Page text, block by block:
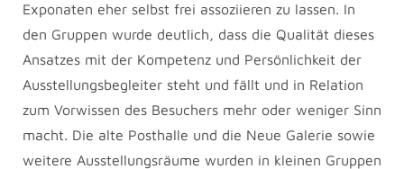
Exponaten eher selbst frei assoziieren zu lassen. In
den Gruppen wurde deutlich, dass die Qualität dieses
Ansatzes mit der Kompetenz und Persönlichkeit der
Ausstellungsbegleiter steht und fällt und in Relation
zum Vorwissen des Besuchers mehr oder weniger Sinn
macht. Die alte Posthalle und die Neue Galerie sowie
weitere Ausstellungsräume wurden in kleinen Gruppen